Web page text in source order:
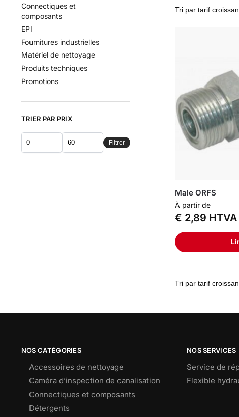
Male ORFS
À partir de
€ 2,89 HTVA
Connectiques et
composants
EPI
Fournitures industrielles
Matériel de nettoyage
Produits techniques
Promotions
TRIER PAR PRIX
Filtrer
NOS CATÉGORIES
Accessoires de nettoyage
Caméra d’inspection de canalisation
Connectiques et composants
Détergents
NOS SERVICES
Service de
Flexible